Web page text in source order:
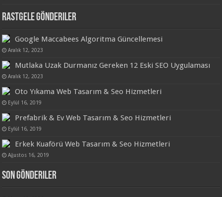
Rastgele Gönderiler
Google Maccabees Algoritma Güncellemesi
Aralık 12, 2023
Mutlaka Uzak Durmanız Gereken 12 Eski SEO Uygulaması
Aralık 12, 2023
Oto Yıkama Web Tasarım & Seo Hizmetleri
Eylül 16, 2019
Prefabrik & Ev Web Tasarım & Seo Hizmetleri
Eylül 16, 2019
Erkek Kuaförü Web Tasarım & Seo Hizmetleri
Ağustos 16, 2019
Son Gönderiler